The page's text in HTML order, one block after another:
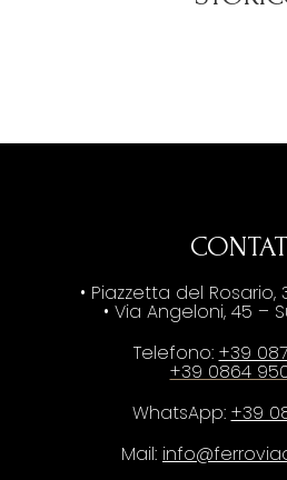
• Piazzetta del Rosario,
• Via Angeloni, 45 –
Telefono: +39
+39 0864
WhatsApp: +39
Mail: